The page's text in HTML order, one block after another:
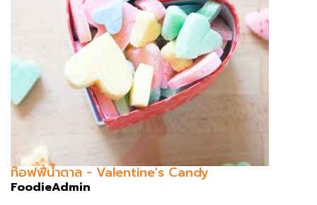
ท๊อฟฟี่น้ำตาล - Valentine's Candy
FoodieAdmin